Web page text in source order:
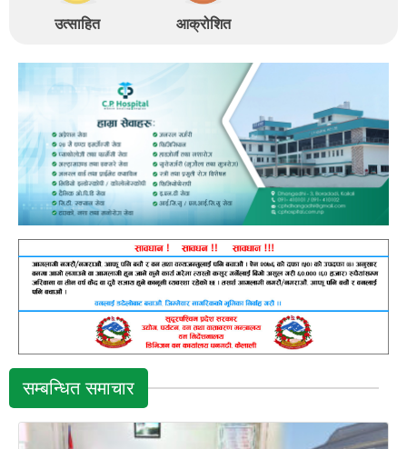
उत्साहित आक्रोशित
सम्बन्धित समाचार